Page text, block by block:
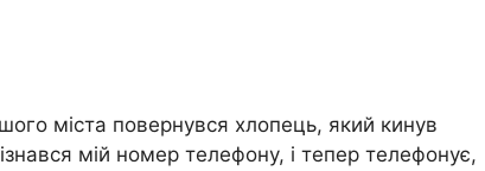
міста повернувся хлопець, який кинув
мій номер телефону, і тепер телефонує,